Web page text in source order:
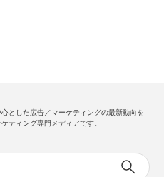
とした広告／マーケティングの最新動向を
ティング専門メディアです。